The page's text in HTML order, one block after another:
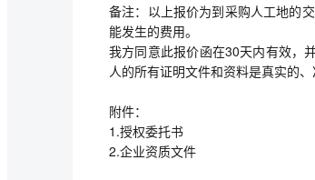
备注：以上报价为到采购人工地的
能发生的费用。
我方同意此报价函在30天内有效，
人的所有证明文件和资料是真实的
附件：
1.授权委托书
2.企业资质文件